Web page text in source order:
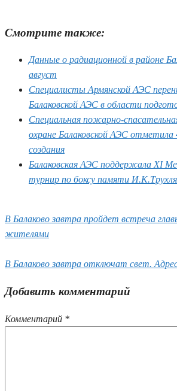
Смотрите также:
Данные о радиационной в районе
август
Специалисты Армянской АЭС
Балаковской АЭС в области
Специальная пожарно-
охране Балаковской АЭС отметила
создания
Балаковская АЭС поддержала XI
турнир по боксу памяти
В Балаково завтра пройдет встреча
жителями
В Балаково завтра отключат свет.
Добавить комментарий
Комментарий *